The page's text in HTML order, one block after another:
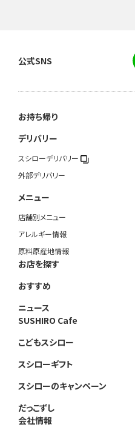
公式SNS
お持ち帰り
デリバリー
スシローデリバリー
外部デリバリー
メニュー
店舗別メニュー
アレルギー情報
原料原産地情報
お店を探す
おすすめ
ニュース
SUSHIRO Cafe
こどもスシロー
スシローギフト
スシローのキャンペーン
だっこずし
会社情報